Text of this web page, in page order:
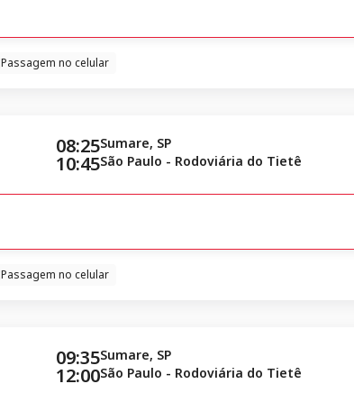
Passagem no celular
08:25
10:45
Sumare, SP
São Paulo - Rodoviária do Tietê
Passagem no celular
09:35
12:00
Sumare, SP
São Paulo - Rodoviária do Tietê